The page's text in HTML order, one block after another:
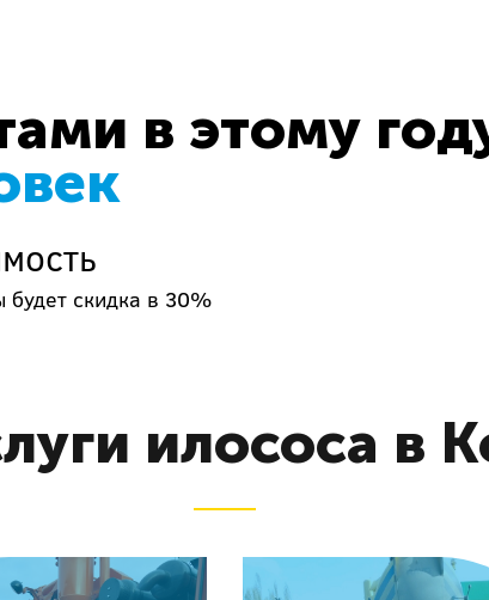
в этому
скидка в 30%
илососа в